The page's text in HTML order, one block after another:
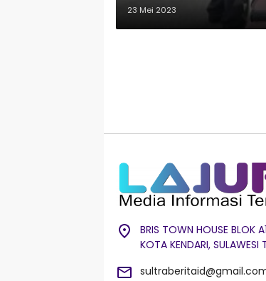
23 Mei 2023
BRIS TOWN HOUSE BLOK
KOTA KENDARI, SULAWESI